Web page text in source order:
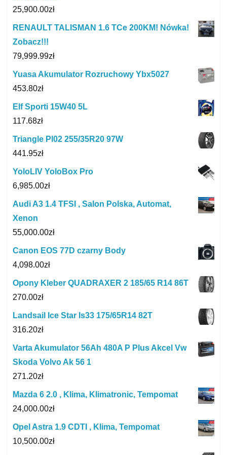
25,900.00zł
RENAULT TALISMAN 1.6 TCe 200KM! Nówka!
Zobacz!!!
79,999.99zł
Yuasa Akumulator Rozruchowy Ybx5027
453.80zł
Elf Sporti 15W40 5L
117.68zł
Triangle Pl02 255/35R20 97W
441.95zł
YoloLIV YoloBox Pro
6,985.00zł
Audi A3 1.4 TFSI , Salon Polska, Automat,
Xenon
55,000.00zł
Canon EOS 77D czarny Body
4,098.00zł
Opony Kleber QUADRAXER 2 185/65 R14 86T
270.00zł
Landsail Ice Star Is33 175/65R14 82T
316.20zł
Varta Akumulator 56Ah 480A P Plus Akcel Vw
Skoda Volvo Ak 56 1
271.20zł
Mazda 6 2.0 , Klima, Klimatronic, Tempomat
24,000.00zł
Opel Astra 1.9 CDTI , Klima, Tempomat
10,500.00zł